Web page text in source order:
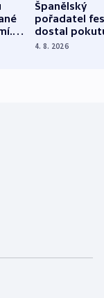
Španělský
pořadatel
dostal
nekalé
4. 8. 2026